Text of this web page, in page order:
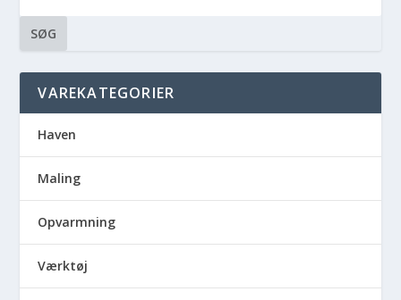
SØG
VAREKATEGORIER
Haven
Maling
Opvarmning
Værktøj